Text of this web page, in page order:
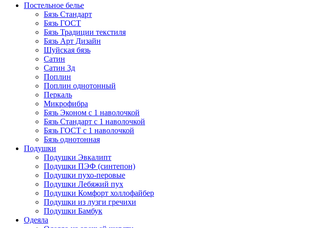
Постельное белье
Бязь Стандарт
Бязь ГОСТ
Бязь Традиции текстиля
Бязь Арт Дизайн
Шуйская бязь
Сатин
Сатин 3д
Поплин
Поплин однотонный
Перкаль
Микрофибра
Бязь Эконом с 1 наволочкой
Бязь Стандарт с 1 наволочкой
Бязь ГОСТ с 1 наволочкой
Бязь однотонная
Подушки
Подушки Эвкалипт
Подушки ПЭФ (синтепон)
Подушки пухо-перовые
Подушки Лебяжий пух
Подушки Комфорт холлофайбер
Подушки из лузги гречихи
Подушки Бамбук
Одеяла